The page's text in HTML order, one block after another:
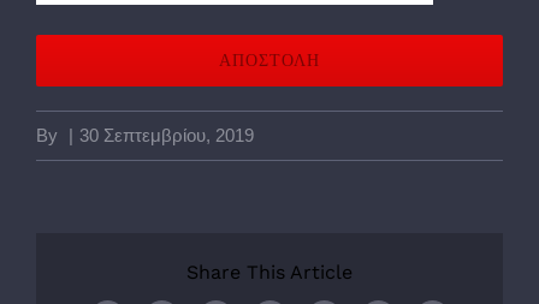
By | 30 Σεπτεμβρίου, 2019
Share This Article